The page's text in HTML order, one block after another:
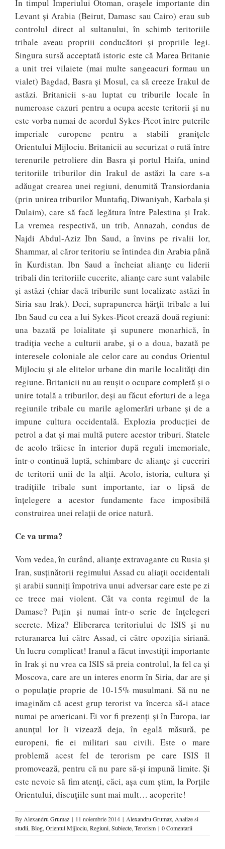
În timpul Imperiului Otoman, orașele importante din
Levant și Arabia (Beirut, Damasc sau Cairo) erau sub
controlul direct al sultanului, în schimb teritoriile
tribale aveau propriii conducători și propriile legi.
Singura sursă acceptată istoric este că Marea Britanie
a unit trei vilaiete (mai multe sangeacuri formau un
vialet) Bagdad, Basra și Mosul, ca să creeze Irakul de
astăzi. Britanicii s-au luptat cu triburile locale în
numeroase cazuri pentru a ocupa aceste teritorii și nu
este vorba numai de acordul Sykes-Picot între puterile
imperiale europene pentru a stabili granițele
Orientului Mijlociu. Britanicii au securizat o rută între
terenurile petroliere din Basra și portul Haifa, unind
teritoriile triburilor din Irakul de astăzi la care s-a
adăugat crearea unei regiuni, denumită Transiordania
(prin unirea triburilor Muntafiq, Diwaniyah, Karbala și
Dulaim), care să facă legătura între Palestina și Irak.
La vremea respectivă, un trib, Annazah, condus de
Najdi Abdul-Aziz Ibn Saud, a învins pe rivalii lor,
Shammar, al căror teritoriu se întindea din Arabia până
în Kurdistan. Ibn Saud a încheiat alianțe cu liderii
tribali din teritoriile cucerite, alianțe care sunt valabile
și astăzi (chiar dacă triburile sunt localizate astăzi în
Siria sau Irak). Deci, suprapunerea hărții tribale a lui
Ibn Saud cu cea a lui Sykes-Picot crează două regiuni:
una bazată pe loialitate și supunere monarhică, în
tradiția veche a culturii arabe, și o a doua, bazată pe
interesele coloniale ale celor care au condus Orientul
Mijlociu și ale elitelor urbane din marile localități din
regiune. Britanicii nu au reușit o ocupare completă și o
unire totală a triburilor, deși au făcut eforturi de a lega
regiunile tribale cu marile aglomerări urbane și de a
impune cultura occidentală. Explozia producției de
petrol a dat și mai multă putere acestor triburi. Statele
de acolo trăiesc în interior după reguli imemoriale,
într-o continuă luptă, schimbare de alianțe și cuceriri
de teritorii unii de la alții. Acolo, istoria, cultura și
tradițiile tribale sunt importante, iar o lipsă de
înțelegere a acestor fundamente face imposibilă
construirea unei relații de orice natură.
Ce va urma?
Vom vedea, în curând, alianțe extravagante cu Rusia și
Iran, susținătorii regimului Assad cu aliații occidentali
și arabii sunniți împotriva unui adversar care este pe zi
ce trece mai violent. Cât va conta regimul de la
Damasc? Puțin și numai într-o serie de înțelegeri
secrete. Miza? Eliberarea teritoriului de ISIS și nu
returanarea lui către Assad, ci către opoziția siriană.
Un lucru complicat! Iranul a făcut investiții importante
în Irak și nu vrea ca ISIS să preia controlul, la fel ca și
Moscova, care are un interes enorm în Siria, dar are și
o populație proprie de 10-15% musulmani. Să nu ne
imaginăm că acest grup terorist va încerca să-i atace
numai pe americani. Ei vor fi prezenți și în Europa, iar
anunțul lor îi vizează deja, în egală măsură, pe
europeni, fie ei militari sau civili. Este o mare
problemă acest fel de terorism pe care ISIS îl
promovează, pentru că nu pare să-și impună limite. Și
este nevoie să fim atenți, căci, așa cum știm, la Porțile
Orientului, discuțiile sunt mai mult… acoperite!
By Alexandru Grumaz | 11 noiembrie 2014 | Alexandru Grumaz, Analize si
studii, Blog, Orientul Mijlociu, Regiuni, Subiecte, Terorism | 0 Comentarii